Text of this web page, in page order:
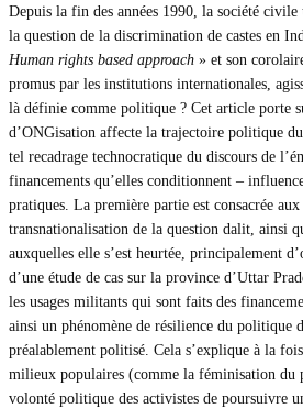
Depuis la fin des années 1990, la société civile
la question de la discrimination de castes en
Human rights based approach » et son
promus par les institutions internationales,
là définie comme politique ? Cet article porte
d’ONGisation affecte la trajectoire politique
tel recadrage technocratique du discours de
financements qu’elles conditionnent –
pratiques. La première partie est consacrée
transnationalisation de la question dalit, ainsi
auxquelles elle s’est heurtée, principalement
d’une étude de cas sur la province d’Uttar
les usages militants qui sont faits des
ainsi un phénomène de résilience du politique
préalablement politisé. Cela s’explique à la
milieux populaires (comme la féminisation du
volonté politique des activistes de poursuivre